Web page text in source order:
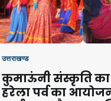
उत्तराखण्ड
कुमाऊंनी संस्कृति का
हरेला पर्व का